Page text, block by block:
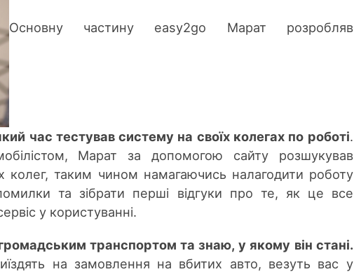
Основну частину easy2go Марат розробляв
час тестував систему на своїх колегах по роботі.
Марат за допомогою сайту розшукував
колег, таким чином намагаючись налагодити роботу
та зібрати перші відгуки про те, як це все
у користуванні.
транспортом та знаю, у якому він стані.
на замовлення на вбитих авто, везуть вас у